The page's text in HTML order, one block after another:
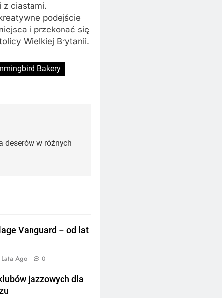
z ciastami.
podejście
i przekonać się
Wielkiej Brytanii.
Bakery
deserów w różnych
Vanguard – od lat
Ago 0
jazzowych dla